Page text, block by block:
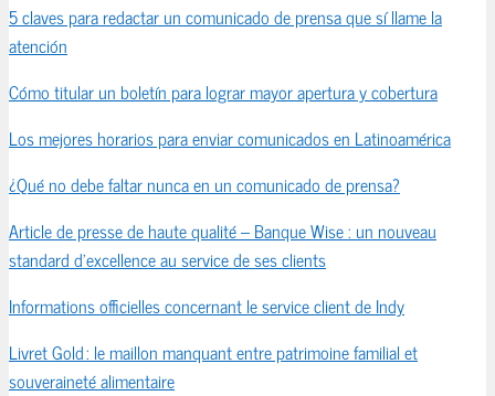
5 claves para redactar un comunicado de prensa que sí llame la
atención
Cómo titular un boletín para lograr mayor apertura y cobertura
Los mejores horarios para enviar comunicados en Latinoamérica
¿Qué no debe faltar nunca en un comunicado de prensa?
Article de presse de haute qualité – Banque Wise : un nouveau
standard d’excellence au service de ses clients
Informations officielles concernant le service client de Indy
Livret Gold : le maillon manquant entre patrimoine familial et
souveraineté alimentaire